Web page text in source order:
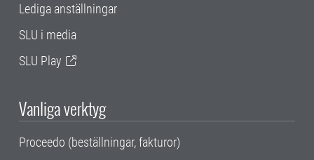
Lediga anställningar
SLU i media
SLU Play
Vanliga verktyg
Proceedo (beställningar, fakturor)